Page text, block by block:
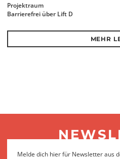
Projektraum
Barrierefrei über Lift D
MEHR
Melde dich hier für Newsletter aus